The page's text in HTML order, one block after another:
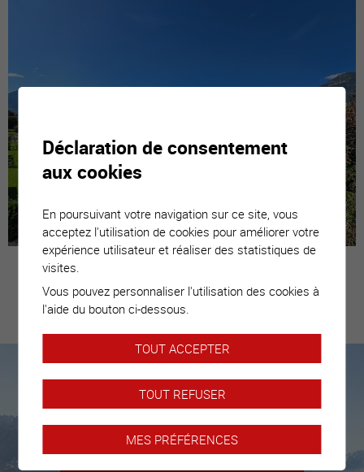
Estimez votre
bien
Nous sommes là pour vous
Nous déléguerons un expert pour
Déclaration de consentement
aux cookies
En poursuivant votre navigation sur ce site, vous
acceptez l'utilisation de cookies pour améliorer votre
expérience utilisateur et réaliser des statistiques de
visites.
Vous pouvez personnaliser l'utilisation des cookies à
l'aide du bouton ci-dessous.
TOUT ACCEPTER
TOUT REFUSER
MES PRÉFÉRENCES